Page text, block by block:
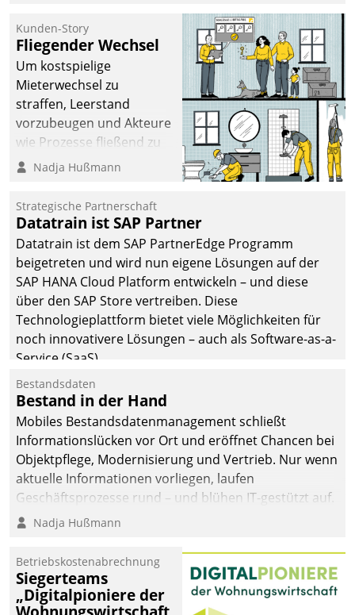
kommunale Wohnungsbauunternehmen daher
gemeinsam mit der Berliner Datatrain GmbH den
Teilprozess der Objektsanierung digitalisiert.
Kunden-Story
Fliegender Wechsel
Um kostspielige
Mieterwechsel zu
straffen, Leerstand
vorzubeugen und Akteure
wie Prozesse fließend zu
vernetzen, nutzt die
Jahresbeginn eine
Überblick, Einsicht und
Eingriff bietende Lösung.
Zur Entwicklung setzte
man auf
Cloudtechnologie,
bewährte und Startup-
Partner sowie erstmals
agile Projektmethoden.
Nadja Hußmann
Strategische Partnerschaft
Datatrain ist SAP Partner
Datatrain ist dem SAP PartnerEdge Programm
beigetreten und wird nun eigene Lösungen auf der
SAP HANA Cloud Platform entwickeln – und diese
über den SAP Store vertreiben. Diese
Technologieplattform bietet viele Möglichkeiten für
noch innovativere Lösungen – auch als Software-as-a-
Service (SaaS).
Bestandsdaten
Bestand in der Hand
Mobiles Bestandsdatenmanagement schließt
Informationslücken vor Ort und eröffnet Chancen bei
Objektpflege, Modernisierung und Vertrieb. Nur wenn
aktuelle Informationen vorliegen, laufen
Geschäftsprozesse rund – und blühen IT-gestützt auf.
Nadja Hußmann
Betriebskostenabrechnung
Siegerteams
„Digitalpioniere der